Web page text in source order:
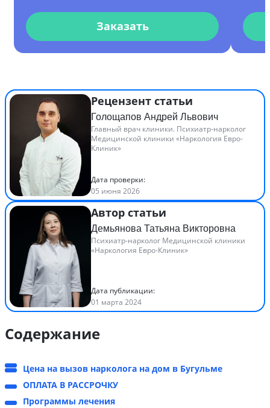
Заказать
Рецензент статьи
Голощапов Андрей Львович
Главный врач клиники. Психиатр-нарколог
Медицинской клиники «Наркология Евро-
Клиник»
Дата проверки:
05 июня 2026
Автор статьи
Демьянова Татьяна Викторовна
Психиатр-нарколог Медицинской клиники
«Наркология Евро-Клиник»
Дата публикации:
01 марта 2024
Содержание
Цена на вызов нарколога на дом в Бугульме
ОПЛАТА В РАССРОЧКУ
Программы лечения